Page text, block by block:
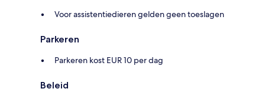
Voor assistentiedieren gelden geen toeslagen
Parkeren
Parkeren kost EUR 10 per dag
Beleid